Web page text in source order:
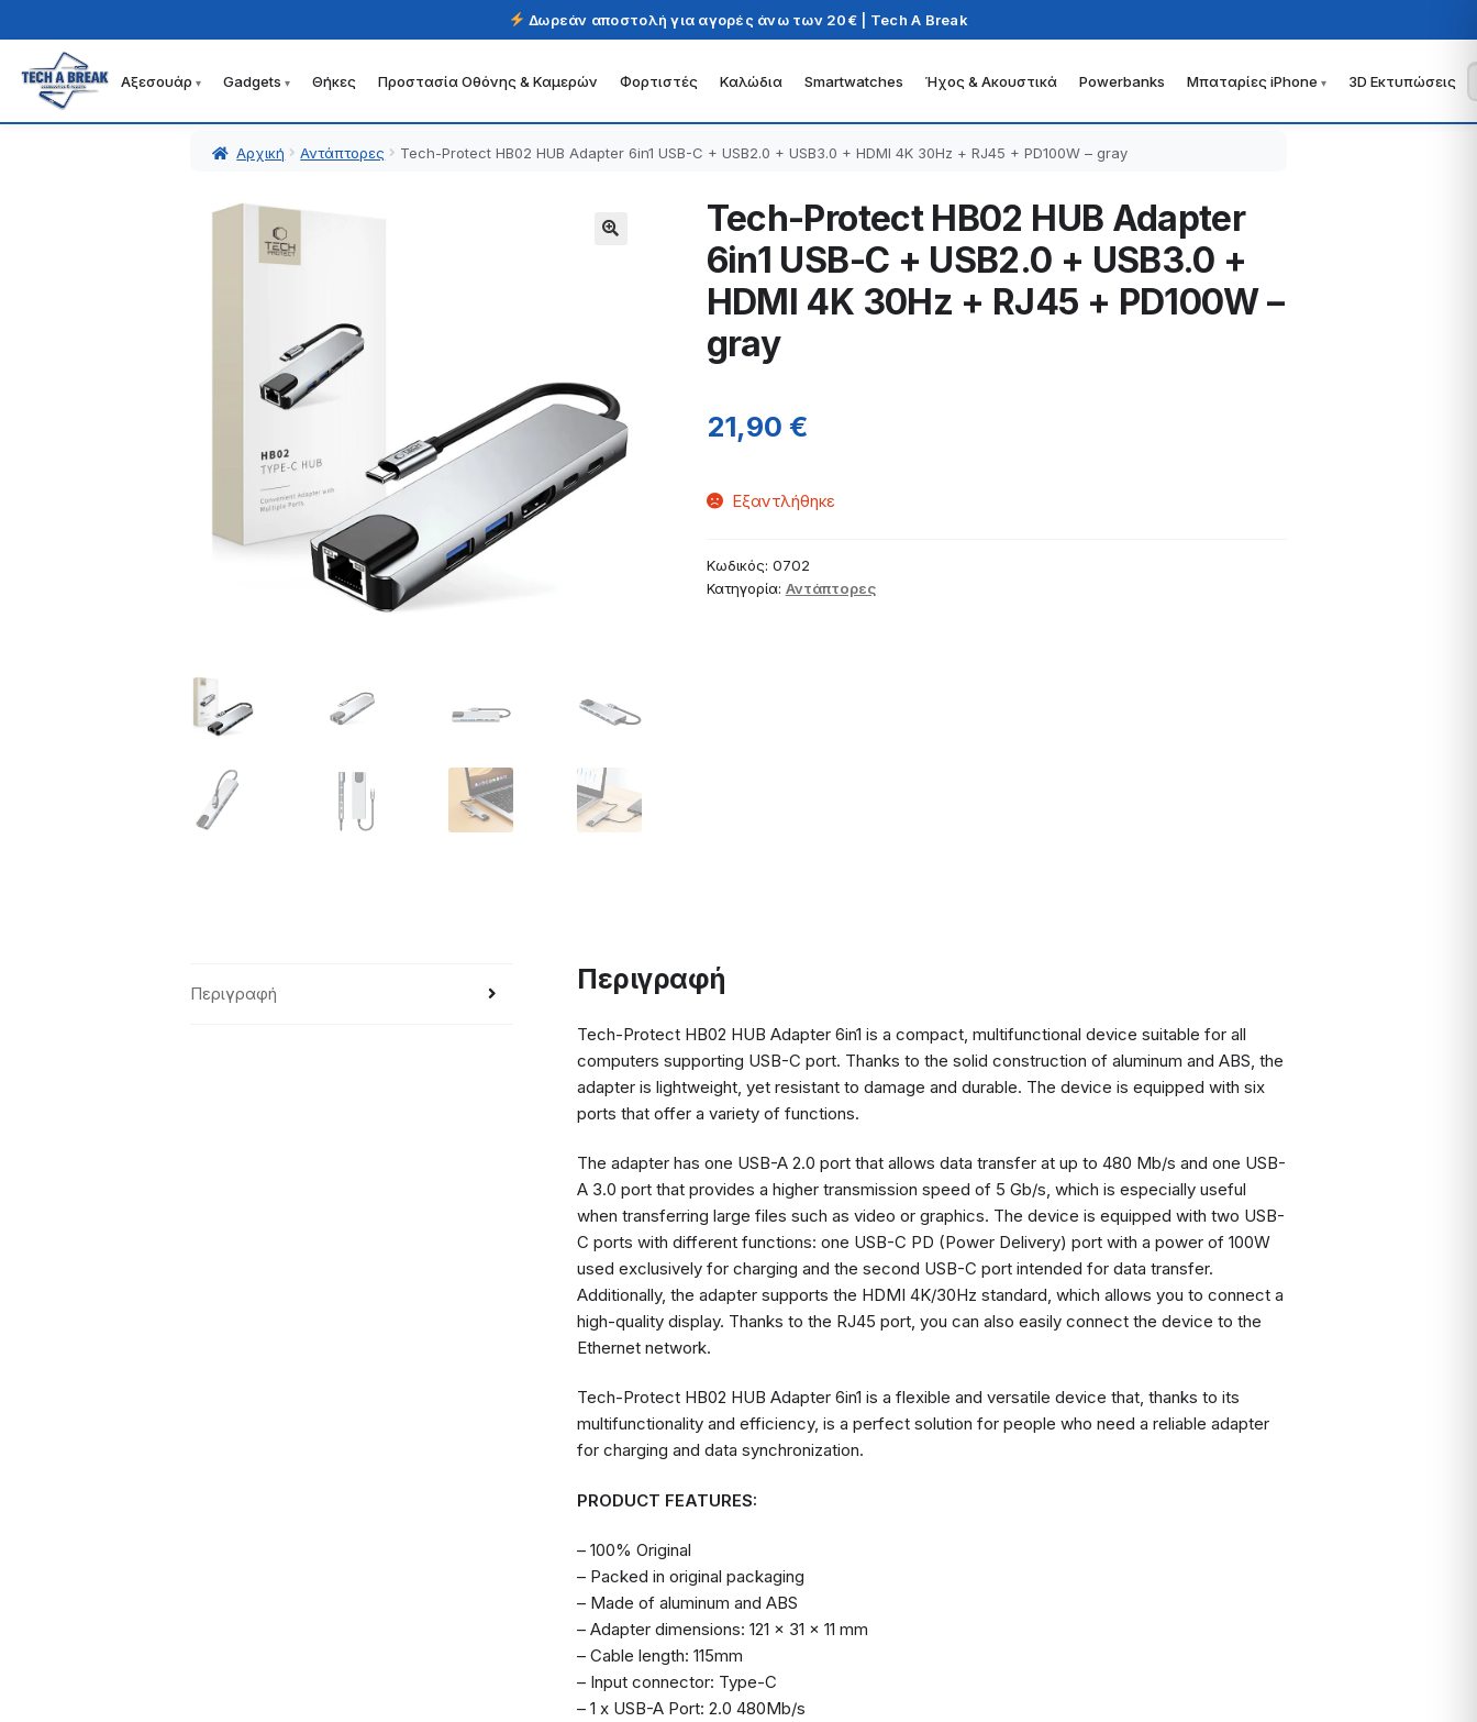
Δωρεάν αποστολή για αγορές άνω των 20€ | Tech A Break
Απευθείας
μετάβαση
Μετάβαση
σε
Αξεσουάρ Gadgets Θήκες Προστασία Οθόνης & Καμερών Φορτιστές Καλώδια Smartwatches Ήχος & Ακουστικά Powerbanks Μπαταρίες iPhone 3D Εκτυπώσεις
Αρχική Αντάπτορες Tech-Protect HB02 HUB Adapter 6in1 USB-C + USB2.0 + USB3.0 + HDMI 4K 30Hz + RJ45 + PD100W – gray
Tech-Protect HB02 HUB Adapter
6in1 USB-C + USB2.0 + USB3.0 +
HDMI 4K 30Hz + RJ45 + PD100W –
gray
21,90 €
Εξαντλήθηκε
Κωδικός: 0702
Κατηγορία: Αντάπτορες
Περιγραφή Περιγραφή
Tech-Protect HB02 HUB Adapter 6in1 is a compact, multifunctional device suitable for all
computers supporting USB-C port. Thanks to the solid construction of aluminum and ABS, the
adapter is lightweight, yet resistant to damage and durable. The device is equipped with six
ports that offer a variety of functions.
The adapter has one USB-A 2.0 port that allows data transfer at up to 480 Mb/s and one USB-
A 3.0 port that provides a higher transmission speed of 5 Gb/s, which is especially useful
when transferring large files such as video or graphics. The device is equipped with two USB-
C ports with different functions: one USB-C PD (Power Delivery) port with a power of 100W
used exclusively for charging and the second USB-C port intended for data transfer.
Additionally, the adapter supports the HDMI 4K/30Hz standard, which allows you to connect a
high-quality display. Thanks to the RJ45 port, you can also easily connect the device to the
Ethernet network.
Tech-Protect HB02 HUB Adapter 6in1 is a flexible and versatile device that, thanks to its
multifunctionality and efficiency, is a perfect solution for people who need a reliable adapter
for charging and data synchronization.
PRODUCT FEATURES:
– 100% Original
– Packed in original packaging
– Made of aluminum and ABS
– Adapter dimensions: 121 x 31 x 11 mm
– Cable length: 115mm
– Input connector: Type-C
– 1 x USB-A Port: 2.0 480Mb/s